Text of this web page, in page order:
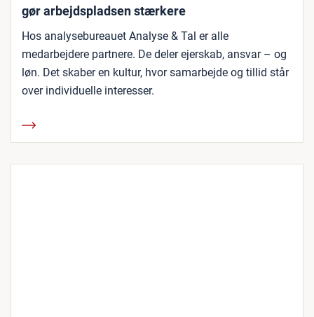
gør arbejdspladsen stærkere
Hos analysebureauet Analyse & Tal er alle
medarbejdere partnere. De deler ejerskab, ansvar – og
løn. Det skaber en kultur, hvor samarbejde og tillid står
over individuelle interesser.